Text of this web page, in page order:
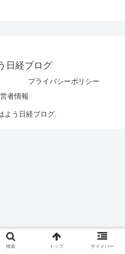
日経ブログ
プライバシーポリシー
者情報
よう日経ブログ.
検索 トップ サイドバー